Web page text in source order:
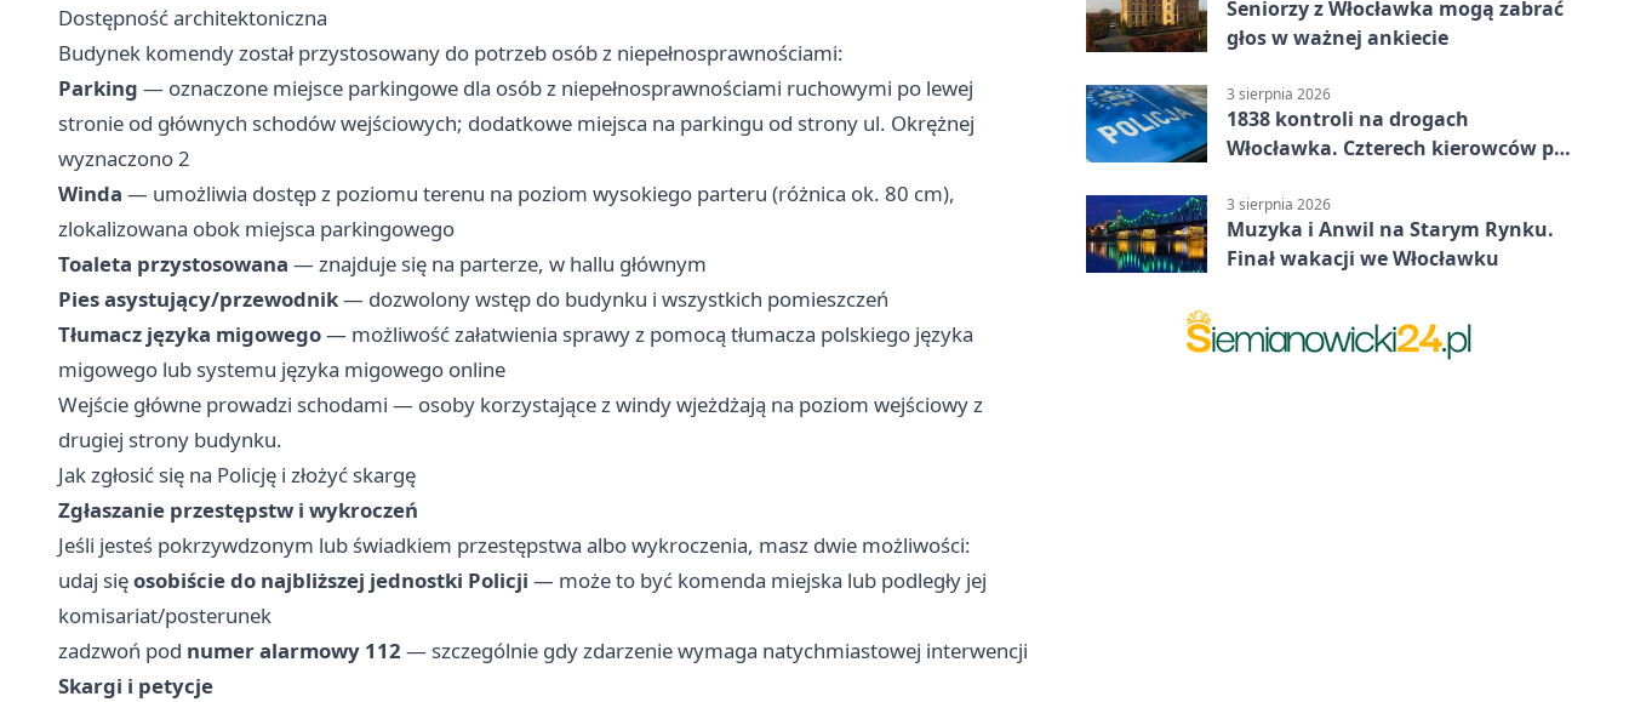
Dostępność architektoniczna
Budynek komendy został przystosowany do potrzeb osób z niepełnosprawnościami:
Parking — oznaczone miejsce parkingowe dla osób z niepełnosprawnościami ruchowymi po lewej
stronie od głównych schodów wejściowych; dodatkowe miejsca na parkingu od strony ul. Okrężnej
wyznaczono 2
Winda — umożliwia dostęp z poziomu terenu na poziom wysokiego parteru (różnica ok. 80 cm),
zlokalizowana obok miejsca parkingowego
Toaleta przystosowana — znajduje się na parterze, w hallu głównym
Pies asystujący/przewodnik— dozwolony wstęp do budynku i wszystkich pomieszczeń
Tłumacz języka migowego— możliwość załatwienia sprawy z pomocą tłumacza polskiego języka
migowego lub systemu języka migowego online
Wejście główne prowadzi schodami — osoby korzystające z windy wjeżdżają na poziom wejściowy z
drugiej strony budynku.
Jak zgłosić się na Policję i złożyć skargę
Zgłaszanie przestępstw i wykroczeń
Jeśli jesteś pokrzywdzonym lub świadkiem przestępstwa albo wykroczenia, masz dwie możliwości:
udaj sięosobiście do najbliższej jednostki Policji — może to być komenda miejska lub podległy jej
komisariat/posterunek
zadzwoń pod numer alarmowy 112 — szczególnie gdy zdarzenie wymaga natychmiastowej interwencji
Skargi i petycje
Seniorzy z Włocławka mogą zabrać
głos w ważnej ankiecie
3 sierpnia 2026
1838 kontroli na drogach
Włocławka. Czterech kierowców po
3 sierpnia 2026
Muzyka i Anwil na Starym Rynku.
Finał wakacji we Włocławku